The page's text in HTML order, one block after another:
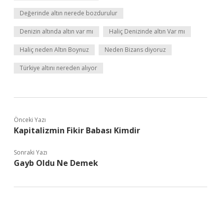
Değerinde altın nerede bozdurulur
Denizin altında altın var mı Haliç Denizinde altın Var mı
Haliç neden Altın Boynuz Neden Bizans diyoruz
Türkiye altını nereden alıyor
Önceki Yazı
Kapitalizmin Fikir Babası Kimdir
Sonraki Yazı
Gayb Oldu Ne Demek